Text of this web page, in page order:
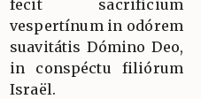
fecit sacrifícium
vespertínum in odórem
suavitátis Dómino Deo,
in conspéctu filiórum
Israël.